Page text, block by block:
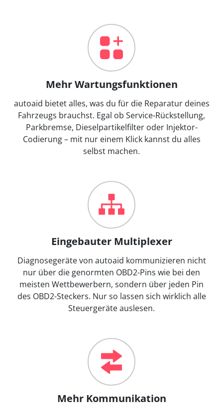
Mehr Wartungsfunktionen
autoaid bietet alles, was du für die Reparatur deines
Fahrzeugs brauchst. Egal ob Service-Rückstellung,
Parkbremse, Dieselpartikelfilter oder Injektor-
Codierung – mit nur einem Klick kannst du alles
selbst machen.
Eingebauter Multiplexer
Diagnosegeräte von autoaid kommunizieren nicht
nur über die genormten OBD2-Pins wie bei den
meisten Wettbewerbern, sondern über jeden Pin
des OBD2-Steckers. Nur so lassen sich wirklich alle
Steuergeräte auslesen.
Mehr Kommunikation